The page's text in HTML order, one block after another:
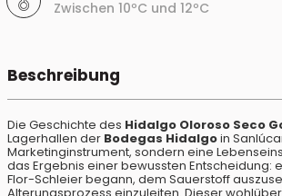
Zwischen 10ºC und 12ºC
Beschreibung
Die Geschichte des Hidalgo Oloroso Seco
Lagerhallen der Bodegas Hidalgoin
Marketinginstrument, sondern eine
das Ergebnis einer bewussten Entscheidung:
Flor-Schleier begann, dem Sauerstoff